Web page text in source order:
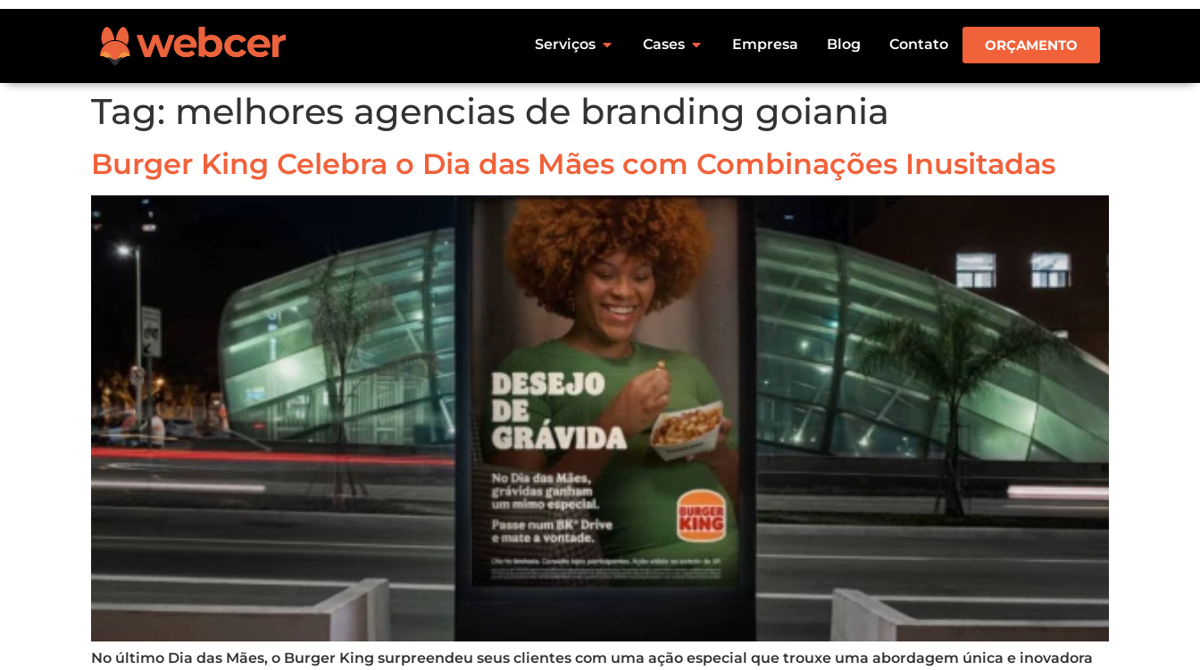
Serviços Cases Empresa Blog Contato ORÇAMENTO
Tag: melhores agencias de branding goiania
Burger King Celebra o Dia das Mães com Combinações Inusitadas
No último Dia das Mães, o Burger King surpreendeu seus clientes com uma ação especial que trouxe uma abordagem única e inovadora